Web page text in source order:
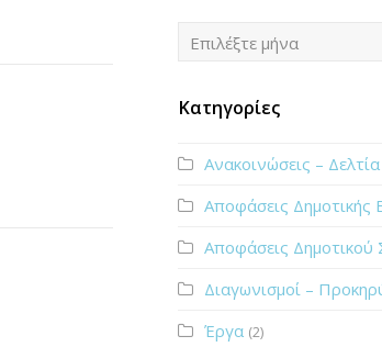
Ιστορικό
Επιλέξτε μήνα
Κατηγορίες
Ανακοινώσεις –
Αποφάσεις Δημοτικής
Αποφάσεις Δημοτικού
Διαγωνισμοί –
Έργα (2)